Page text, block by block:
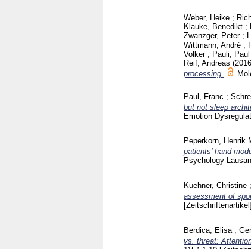
Weber, Heike ;
Klauke, Benedikt ;
Zwanzger, Peter;
Wittmann, André ;
Volker; Pauli, Paul
Reif, Andreas
processing.
Paul, Franc ;
but not sleep
Emotion
Peperkorn, Henrik
patients' hand
Psychology
Kuehner, Christine ;
assessment of
[Zeitschriftenartikel]
Berdica, Elisa ;
vs. threat: